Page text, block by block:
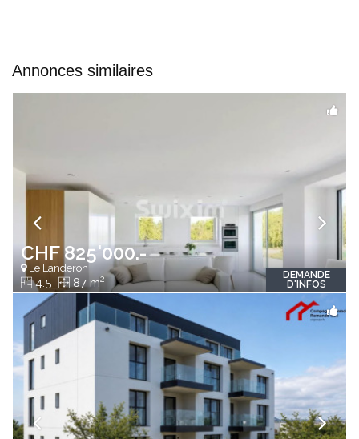
Annonces similaires
CHF 825'000.-
Le Landeron
4.5 87 m2
DEMANDE
D'INFOS